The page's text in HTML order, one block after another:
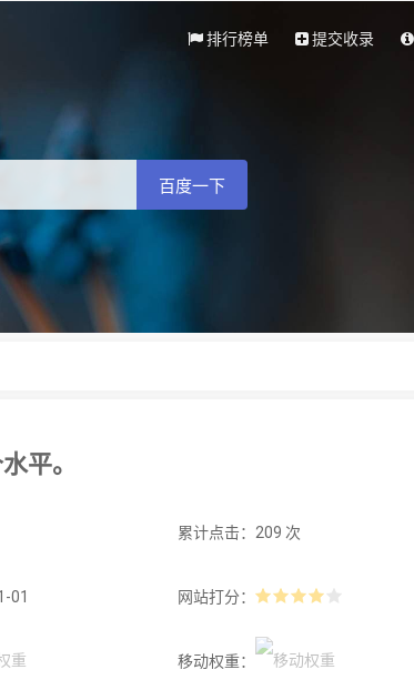
排行榜单 提交收录
百度一下
平。
累计点击：209 次
01 网站打分：
移动权重：